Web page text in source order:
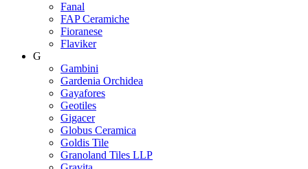
Fanal
FAP Ceramiche
Fioranese
Flaviker
G
Gambini
Gardenia Orchidea
Gayafores
Geotiles
Gigacer
Globus Ceramica
Goldis Tile
Granoland Tiles LLP